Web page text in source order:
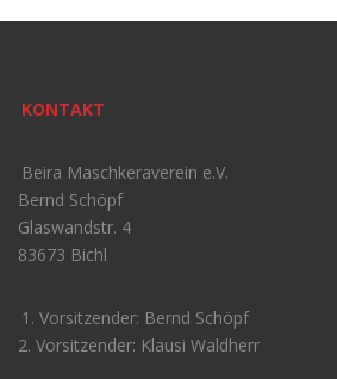
KONTAKT
Beira Maschkeraverein e.V.
Bernd Schöpf
Glaswandstr. 4
83673 Bichl
1. Vorsitzender: Bernd Schöpf
2. Vorsitzender: Klausi Waldherr